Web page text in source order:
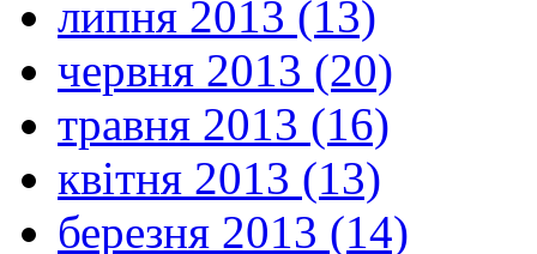
липня 2013 (13)
червня 2013 (20)
травня 2013 (16)
квітня 2013 (13)
березня 2013 (14)